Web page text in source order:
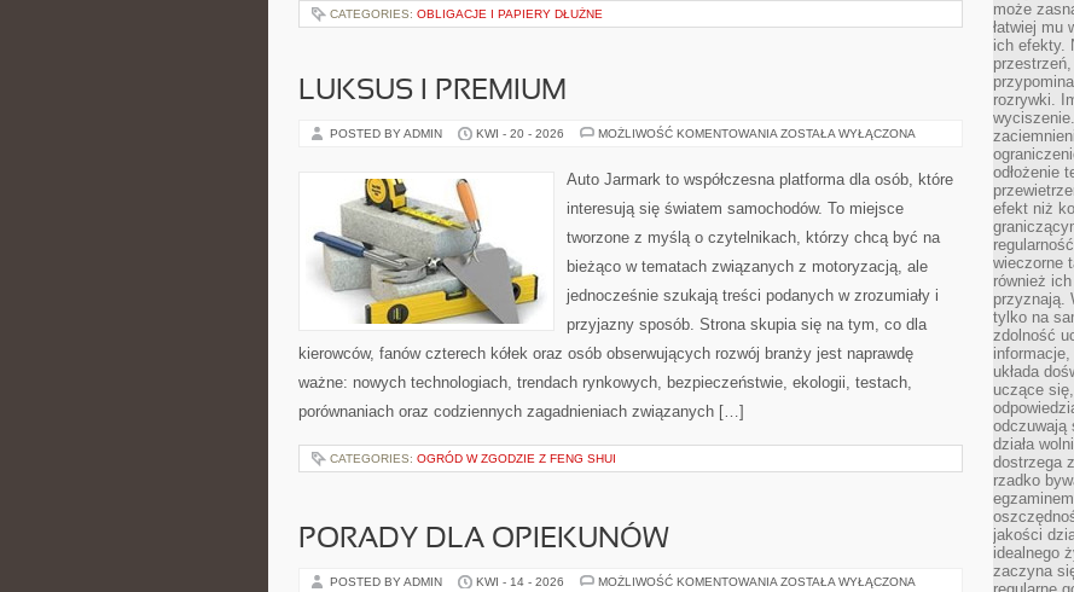
CATEGORIES: OBLIGACJE I PAPIERY DŁUŻNE
LUKSUS I PREMIUM
POSTED BY ADMIN KWI - 20 - 2026 MOŻLIWOŚĆ KOMENTOWANIA LUKSUS
ZOSTAŁA WYŁĄCZONA
Auto Jarmark to współczesna platforma dla osób, które
interesują się światem samochodów. To miejsce
tworzone z myślą o czytelnikach, którzy chcą być na
bieżąco w tematach związanych z motoryzacją, ale
jednocześnie szukają treści podanych w zrozumiały i
przyjazny sposób. Strona skupia się na tym, co dla
kierowców, fanów czterech kółek oraz osób obserwujących rozwój branży jest naprawdę
ważne: nowych technologiach, trendach rynkowych, bezpieczeństwie, ekologii, testach,
porównaniach oraz codziennych zagadnieniach związanych […]
CATEGORIES: OGRÓD W ZGODZIE Z FENG SHUI
PORADY DLA OPIEKUNÓW
POSTED BY ADMIN KWI - 14 - 2026 MOŻLIWOŚĆ KOMENTOWANIA PORADY
ZOSTAŁA WYŁĄCZONA
może
łatwiej mu
ich efekty.
rozrywki.
odłożenie
efekt niż
wieczorne
również
przyznają.
tylko na
zdolność
układa
uczące
odczuwają
działa
dostrzega
rzadko
jakości
idealnego
zaczyna